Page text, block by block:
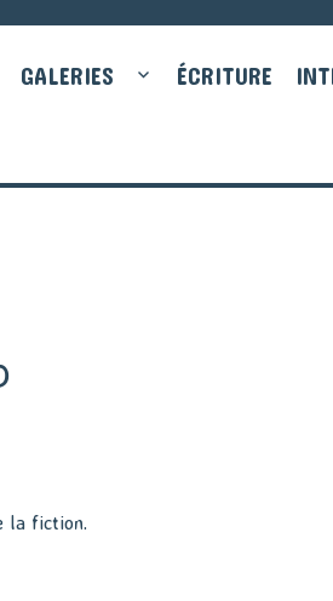
GALERIES ÉCRITURE
la fiction.